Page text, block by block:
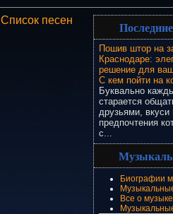
Список песен
Пошив штор на
Краснодаре:
решение для
С кем пойти на
Буквально
старается
друзьями, вкуси
предпочтения
с...
Биографии
Все о музыке